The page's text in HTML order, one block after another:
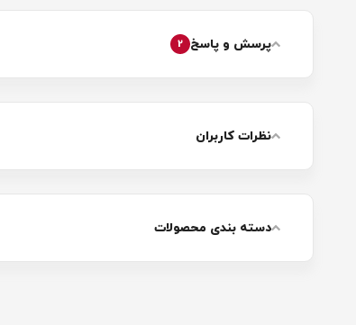
پرسش و پاسخ 2
نظرات کاربران
دسته بندی محصولات